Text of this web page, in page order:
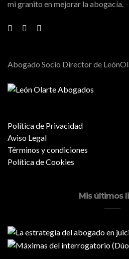
mi granito en mejorar la abogacía.
Abogado Socio Director de
Política de Privacidad
Aviso Legal
Términos y condiciones
Política de Cookies
Mis últimos